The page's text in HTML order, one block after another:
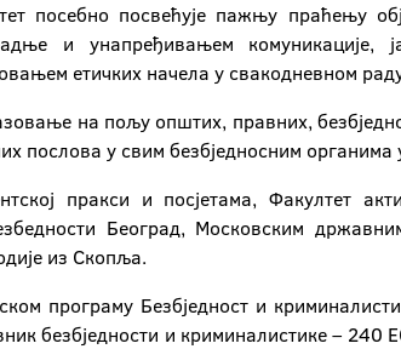
посебно посвећује пажњу праћењу
и унапређивањем комуникације,
етичких начела у свакодневном
на пољу општих, правних,
у свим безбједносним органима
пракси и посјетама, Факултет
Београд, Московским
из Скопља.
програму Безбједност и
безбједности и криминалистике –